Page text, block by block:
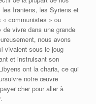
Iraniens, les Syriens et
« communistes » ou
de vivre dans une grande
nous avons
vivaient sous le joug
et instruisant son
ont la charia, ce qui
notre œuvre
cher pour aller à